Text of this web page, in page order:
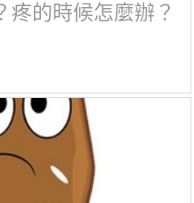
疼的時候怎麼辦？